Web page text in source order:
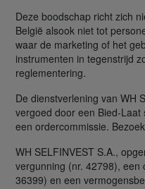
Deze boodschap richt zich
België alsook niet tot
waar de marketing of het
instrumenten in tegenstrijd
reglementering.
De dienstverlening van WH
vergoed door een Bied-
een ordercommissie.
WH SELFINVEST S.A.,
vergunning (nr. 42798), een
36399) en een